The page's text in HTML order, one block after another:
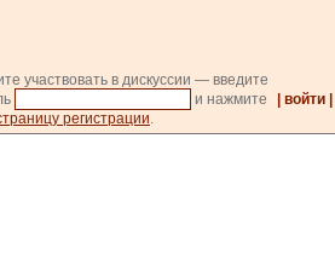
участвовать в дискуссии — введите
и нажмите | войти |
регистрации.